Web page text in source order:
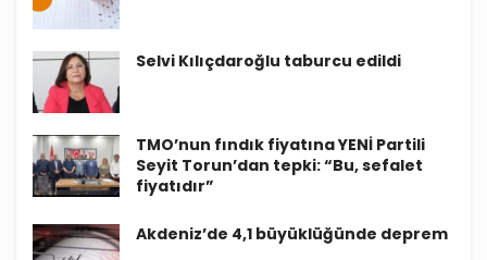
Selvi Kılıçdaroğlu taburcu edildi
TMO’nun fındık fiyatına YENİ Partili
Seyit Torun’dan tepki: “Bu, sefalet
fiyatıdır”
Akdeniz’de 4,1 büyüklüğünde deprem